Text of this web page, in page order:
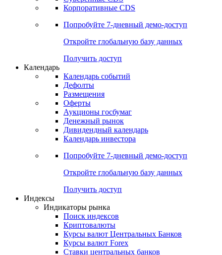
Деривативы
Валютные и процентные свопы
Корпоративные CDS
Попробуйте7-дневный
Откройте глобальную базу данных
Получить доступ
Календарь
Календарь событий
Дефолты
Размещения
Оферты
Денежный рынок
Календарь инвестора
Попробуйте7-дневный
Откройте глобальную базу данных
Получить доступ
Индикаторы рынка
Поиск индексов